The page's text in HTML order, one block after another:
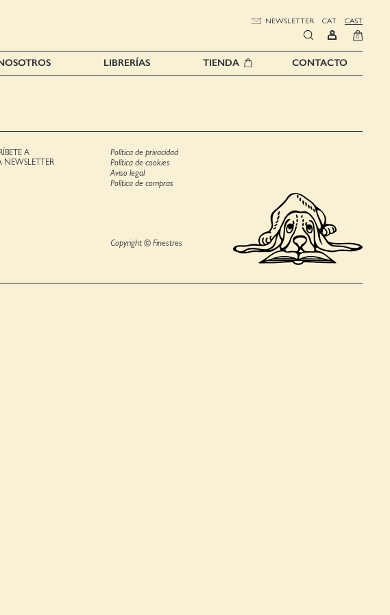
NEWSLETTER CAT CAST
0
LIBRERÍAS TIENDA CONTACTO
A
NEWSLETTER
Política de privacidad
Política de cookies
Aviso legal
Política de compras
Copyright © Finestres